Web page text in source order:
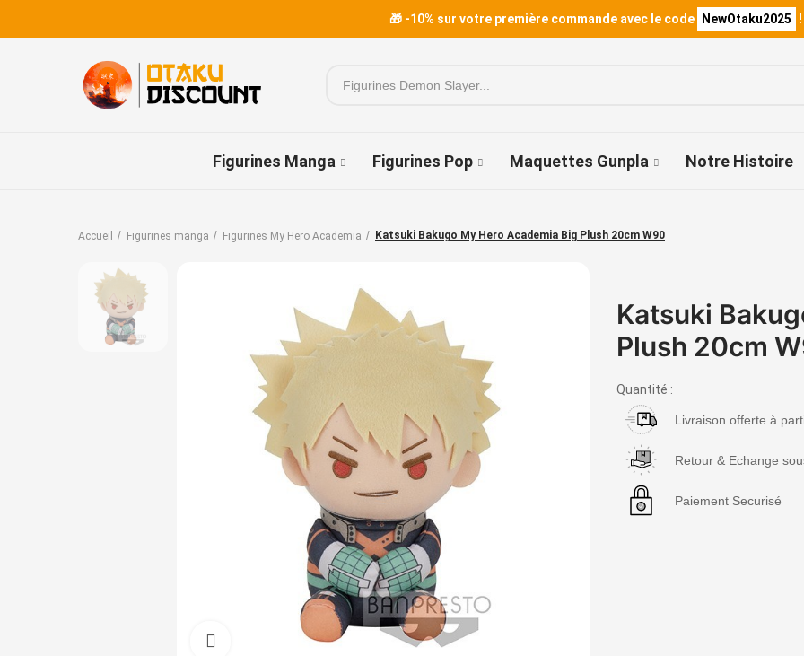
🎁 -10% sur votre première commande avec le code NewOtaku2025
Figurines Manga Figurines Pop Maquettes Gunpla Notre Histoire
Accueil Figurines manga Figurines My Hero Academia Katsuki Bakugo My Hero Academia Big Plush 20cm W90
Cliquez pour agrandir
Katsuki
Plush 20cm
Quantité :
Livraison offerte à
Retour & Echange
Paiement Securisé